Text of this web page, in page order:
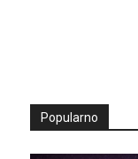
Popularno